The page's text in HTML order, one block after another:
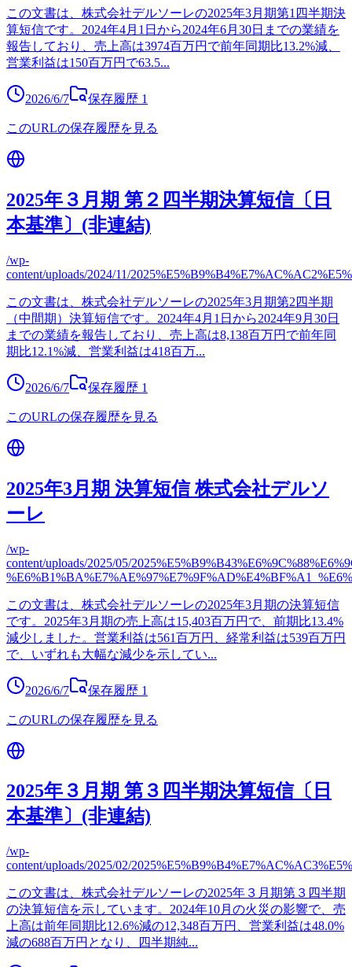
この文書は、株式会社デルソーレの2025年3月期第1四半期決
算短信です。2024年4月1日から2024年6月30日までの業績を
報告しており、売上高は3974百万円で前年同期比13.2%減、
営業利益は150百万円で63.5...
2026/6/7 保存履歴 1
このURLの保存履歴を見る
2025年３月期 第２四半期決算短信〔日
本基準〕(非連結)
/wp-
content/uploads/2024/11/
この文書は、株式会社デルソーレの2025年3月期第2四半期
（中間期）決算短信です。2024年4月1日から2024年9月30日
までの業績を報告しており、売上高は8,138百万円で前年同
期比12.1%減、営業利益は418百万...
2026/6/7 保存履歴 1
このURLの保存履歴を見る
2025年3月期 決算短信 株式会社デルソ
ーレ
/wp-
content/uploads/2025/05/
この文書は、株式会社デルソーレの2025年3月期の決算短信
です。2025年3月期の売上高は15,403百万円で、前期比13.4%
減少しました。営業利益は561百万円、経常利益は539百万円
で、いずれも大幅な減少を示してい...
2026/6/7 保存履歴 1
このURLの保存履歴を見る
2025年３月期 第３四半期決算短信〔日
本基準〕(非連結)
/wp-
content/uploads/2025/02/
この文書は、株式会社デルソーレの2025年３月期第３四半期
の決算短信を示しています。2024年10月の火災の影響で、売
上高は前年同期比12.6%減の12,348百万円、営業利益は48.0%
減の688百万円となり、四半期純...